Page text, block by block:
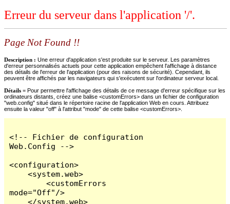
Erreur du serveur dans l'application '/'.
Page Not Found !!
Description : Une erreur d'application s'est produite sur le serveur. Les paramètres
d'erreur personnalisés actuels pour cette application empêchent l'affichage à distance
des détails de l'erreur de l'application (pour des raisons de sécurité). Cependant, ils
peuvent être affichés par les navigateurs qui s'exécutent sur l'ordinateur serveur local.
Détails = Pour permettre l'affichage des détails de ce message d'erreur spécifique sur les
ordinateurs distants, créez une balise <customErrors> dans un fichier de configuration
"web.config" situé dans le répertoire racine de l'application Web en cours. Attribuez
ensuite la valeur "off" à l'attribut "mode" de cette balise <customErrors>.
<!-- Fichier de configuration
Web.Config -->
<configuration>
    <system.web>
        <customErrors
mode="Off"/>
    </system.web>